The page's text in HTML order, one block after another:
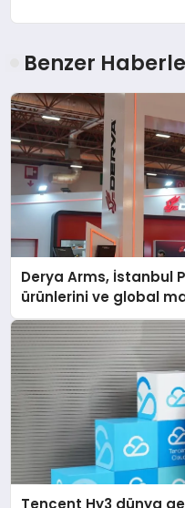
Benzer
Derya Arms, İstanbul
ürünlerini ve global
Tencent Hy3 dünya